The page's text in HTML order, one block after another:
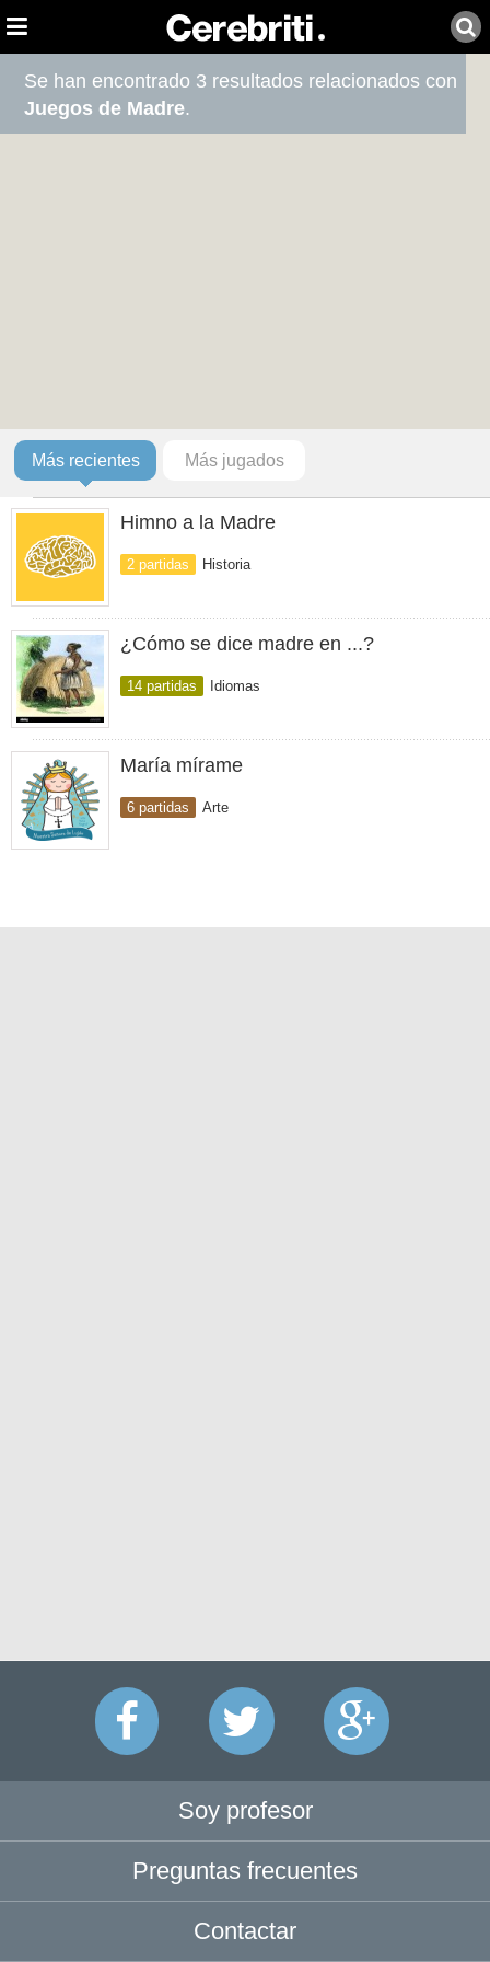
Se han encontrado 3 resultados relacionados con
Juegos de Madre.
Más recientes Más jugados
Himno a la Madre
2 partidas Historia
¿Cómo se dice madre en ...?
14 partidas Idiomas
María mírame
6 partidas Arte
Soy profesor
Preguntas frecuentes
Contactar